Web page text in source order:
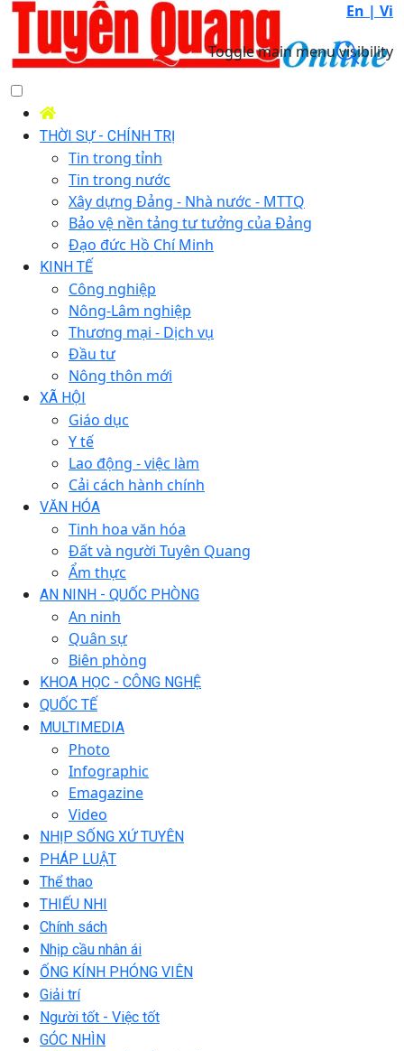
En | Vi
Toggle main menu visibility
THỜI SỰ - CHÍNH TRỊ
Tin trong tỉnh
Tin trong nước
Xây dựng Đảng - Nhà nước - MTTQ
Bảo vệ nền tảng tư tưởng của Đảng
Đạo đức Hồ Chí Minh
KINH TẾ
Công nghiệp
Nông-Lâm nghiệp
Thương mại - Dịch vụ
Đầu tư
Nông thôn mới
XÃ HỘI
Giáo dục
Y tế
Lao động - việc làm
Cải cách hành chính
VĂN HÓA
Tinh hoa văn hóa
Đất và người Tuyên Quang
Ẩm thực
AN NINH - QUỐC PHÒNG
An ninh
Quân sự
Biên phòng
KHOA HỌC - CÔNG NGHỆ
QUỐC TẾ
MULTIMEDIA
Photo
Infographic
Emagazine
Video
NHỊP SỐNG XỨ TUYÊN
PHÁP LUẬT
Thể thao
THIẾU NHI
Chính sách
Nhịp cầu nhân ái
ỐNG KÍNH PHÓNG VIÊN
Giải trí
Người tốt - Việc tốt
GÓC NHÌN